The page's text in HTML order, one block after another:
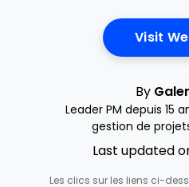
Visit
By
Leader PM depuis 15
gestion de projets
Last updated
Les clics sur les liens ci-